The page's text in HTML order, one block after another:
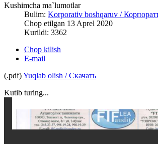
Kushimcha ma`lumotlar
Bulim: Korporativ boshqaruv /
Chop etilgan 13 Aprel 2020
Kurildi: 3362
Chop kilish
E-mail
(.pdf)Yuqlab olish / Скачать
Kutib turing...